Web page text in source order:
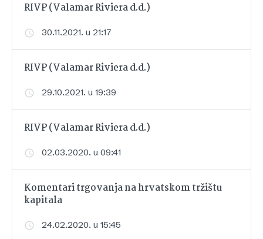
RIVP (Valamar Riviera d.d.)
30.11.2021. u 21:17
RIVP (Valamar Riviera d.d.)
29.10.2021. u 19:39
RIVP (Valamar Riviera d.d.)
02.03.2020. u 09:41
Komentari trgovanja na hrvatskom tržištu
kapitala
24.02.2020. u 15:45